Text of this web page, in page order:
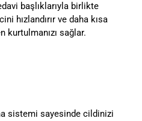
başlıklarıyla birlikte
hızlandırır ve daha kısa
kurtulmanızı sağlar.
sistemi sayesinde cildinizi